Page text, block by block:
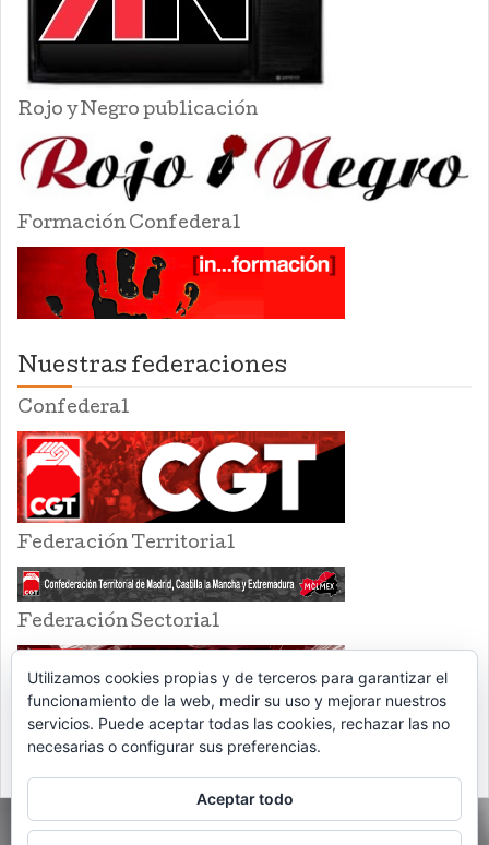
Rojo y Negro publicación
Formación Confederal
Nuestras federaciones
Confederal
Federación Territorial
Federación Sectorial
Utilizamos cookies propias y de terceros para garantizar el
funcionamiento de la web, medir su uso y mejorar nuestros
servicios. Puede aceptar todas las cookies, rechazar las no
necesarias o configurar sus preferencias.
Aceptar todo